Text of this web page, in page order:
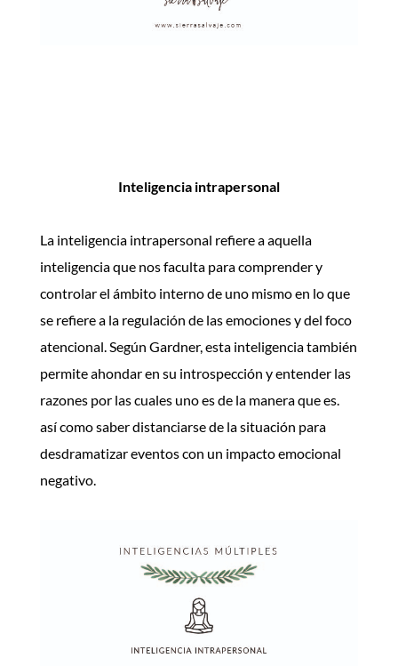
Inteligencia intrapersonal
La inteligencia intrapersonal refiere a aquella
inteligencia que nos faculta para comprender y
controlar el ámbito interno de uno mismo en lo que
se refiere a la regulación de las emociones y del foco
atencional.Según Gardner, esta inteligencia también
permite ahondar en su introspección y entender las
razones por las cuales uno es de la manera que es.
así comosaber distanciarse de la situación para
desdramatizar eventos con un impacto emocional
negativo.